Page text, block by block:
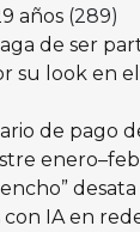
años (289)
de ser
su look en
de pago
IA en